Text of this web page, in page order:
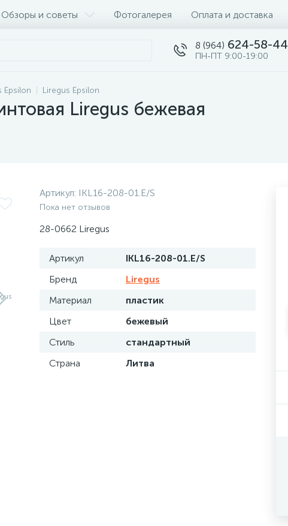
Обзоры и советы Фотогалерея Оплата и доставка
8 (964) 624-58-44
ПН-ПТ 9:00-19:00
Epsilon Liregus Epsilon
Liregus бежевая
Артикул: IKL16-208-01.E/S
Пока нет отзывов
28-0662 Liregus
Артикул
IKL16-208-01.E/S
Бренд
Liregus
Материал
пластик
Цвет
бежевый
Стиль
стандартный
Страна
Литва